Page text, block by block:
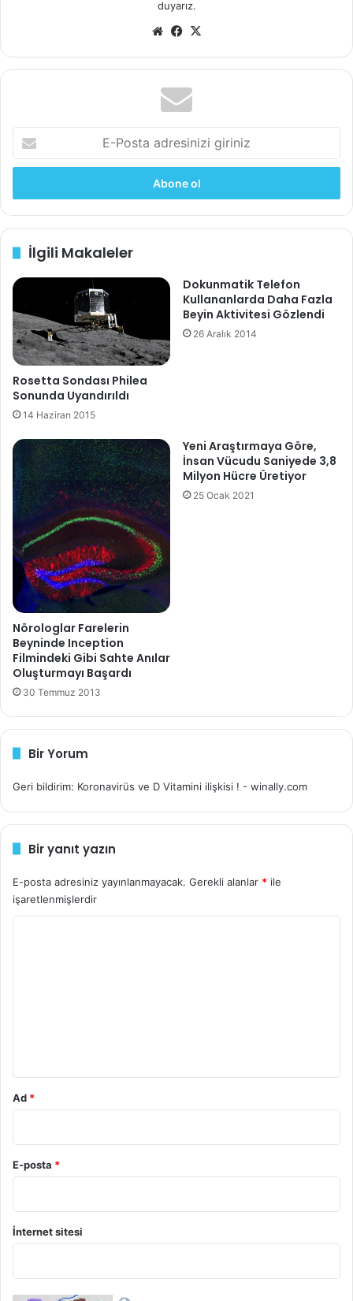
duyarız.
Web Facebook
E-
Posta
adresinizi
İlgili Makaleler
Rosetta Sondası Philea
Sonunda Uyandırıldı
14 Haziran 2015
Dokunmatik Telefon
Kullananlarda Daha Fazla
Beyin Aktivitesi Gözlendi
26 Aralık 2014
Nörologlar Farelerin
Beyninde Inception
Filmindeki Gibi Sahte Anılar
Oluşturmayı Başardı
30 Temmuz 2013
Yeni Araştırmaya Göre,
İnsan Vücudu Saniyede 3,8
Milyon Hücre Üretiyor
25 Ocak 2021
Bir Yorum
Geri bildirim: Koronavirüs ve D Vitamini ilişkisi ! - winally.com
Bir yanıt yazın
E-posta adresiniz yayınlanmayacak. Gerekli alanlar * ile
işaretlenmişlerdir
Ad *
E-posta *
İnternet sitesi